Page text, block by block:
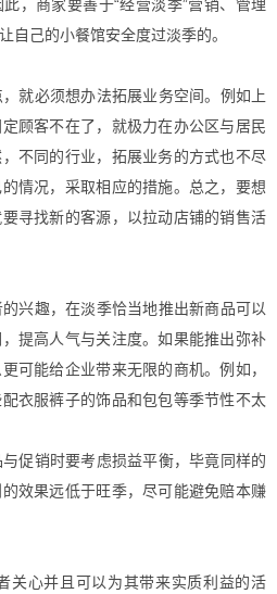
，商家要善于“经营淡季”营销、管理
自己的小餐馆安全度过淡季的。
必须想办法拓展业务空间。例如上
顾客不在了，就极力在办公区与居民
不同的行业，拓展业务的方式也不尽
情况，采取相应的措施。总之，要想
寻找新的客源，以拉动店铺的销售活
趣，在淡季恰当地推出新商品可以
提高人气与关注度。如果能推出弥补
可能给企业带来无限的商机。例如，
衣服裤子的饰品和包包等季节性不太
销时要考虑损益平衡，毕竟同样的
效果远低于旺季，尽可能避免赔本赚
心并且可以为其带来实质利益的活